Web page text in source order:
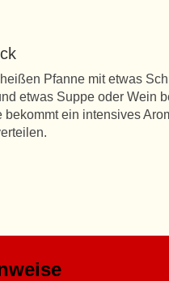
Pfanne mit etwas
etwas Suppe oder Wein
ein intensives